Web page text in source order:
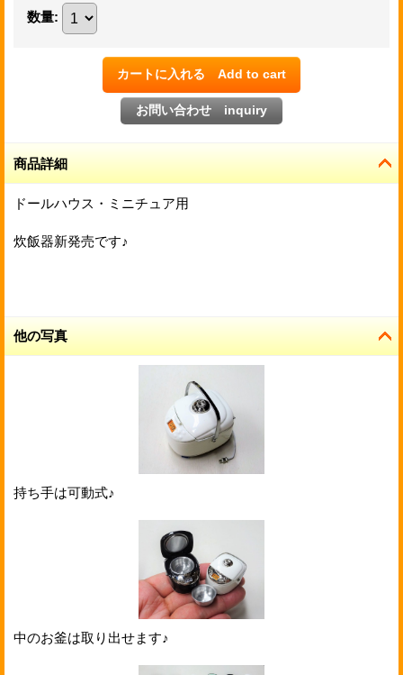
数量:
商品詳細
ドールハウス・ミニチュア用
炊飯器新発売です♪
他の写真
持ち手は可動式♪
中のお釜は取り出せます♪